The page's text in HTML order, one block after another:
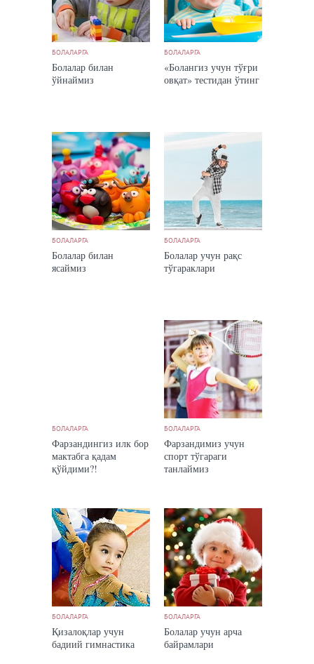
БОЛАЛАРГА
Болалар билан
ўйнаймиз
БОЛАЛАРГА
«Болангиз учун тўғри
овқат» тестидан ўтинг
БОЛАЛАРГА
Болалар билан
ясаймиз
БОЛАЛАРГА
Болалар учун рақс
тўгараклари
БОЛАЛАРГА
Фарзандингиз илк бор
мактабга қадам
қўйдими?!
БОЛАЛАРГА
Фарзандимиз учун
спорт тўгараги
танлаймиз
БОЛАЛАРГА
Қизалоқлар учун
бадиий гимнастика
БОЛАЛАРГА
Болалар учун арча
байрамлари